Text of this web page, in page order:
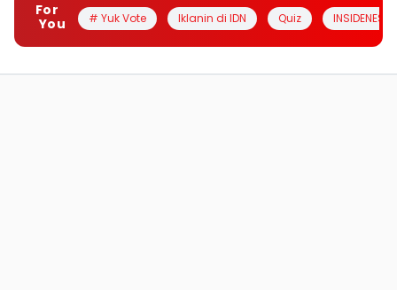
For
You
# Yuk Vote Iklanin di IDN Quiz INSIDENESIA